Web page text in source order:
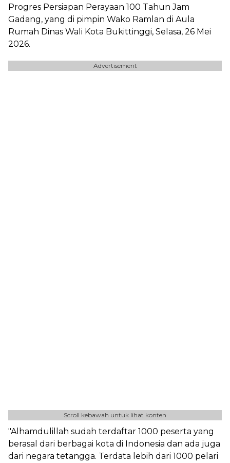
Progres Persiapan Perayaan 100 Tahun Jam
Gadang, yang di pimpin Wako Ramlan di Aula
Rumah Dinas Wali Kota Bukittinggi, Selasa, 26 Mei
2026.
Advertisement
Scroll kebawah untuk lihat konten
"Alhamdulillah sudah terdaftar 1000 peserta yang
berasal dari berbagai kota di Indonesia dan ada juga
dari negara tetangga. Terdata lebih dari 1000 pelari